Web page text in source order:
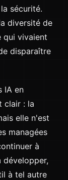
sécurité.
diversité de
qui vivaient
disparaître
IA en
clair : la
elle n'est
managées
à
développer,
à tel autre